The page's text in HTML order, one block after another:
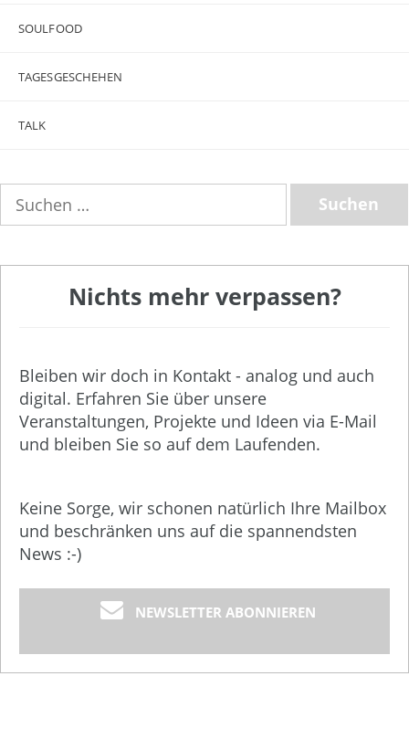
SOULFOOD
TAGESGESCHEHEN
TALK
nach:
Nichts mehr verpassen?
Bleiben wir doch in Kontakt - analog und auch
digital. Erfahren Sie über unsere
Veranstaltungen, Projekte und Ideen via E-Mail
und bleiben Sie so auf dem Laufenden.
Keine Sorge, wir schonen natürlich Ihre Mailbox
und beschränken uns auf die spannendsten
News :-)
NEWSLETTER ABONNIEREN